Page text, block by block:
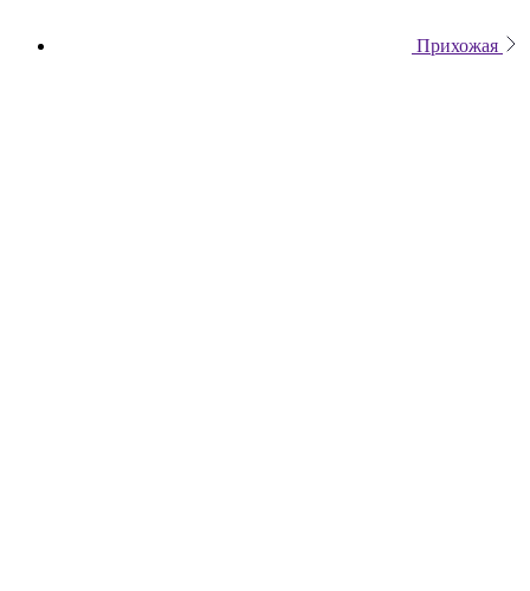
Прихожая